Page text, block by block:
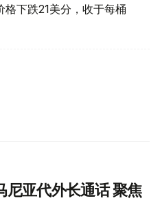
下跌21美分，收于每桶
尼亚代外长通话 聚焦